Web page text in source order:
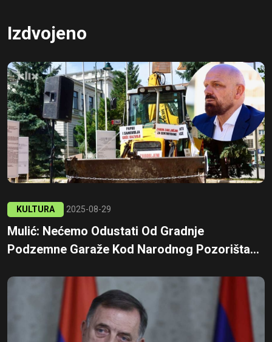
Izdvojeno
KULTURA 2025-08-29
Mulić: Nećemo Odustati Od Gradnje
Podzemne Garaže Kod Narodnog Pozorišta...